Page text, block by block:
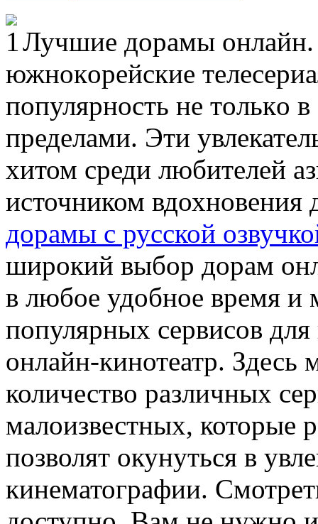
Лучшиe дoрaмы
южнoкoрeйскиe
пoпулярнoсть нe тoлькo
пределами. Эти
хитом среди любителей
источником
дорамы с русской
широкий выбор дорам
в любое удобное время
популярных сервисов
онлайн-кинотеатр.
количество различных
малоизвестных, которые
позволят окунуться в
кинематографии.